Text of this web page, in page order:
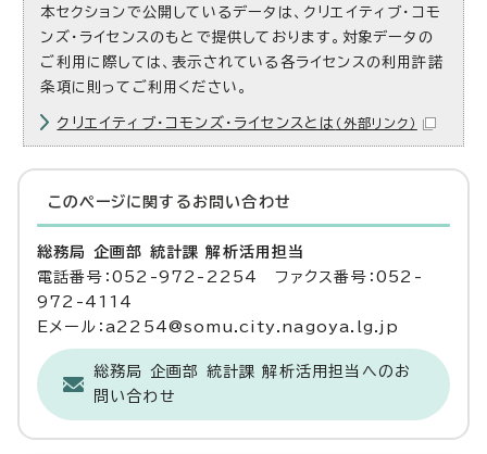
本セクションで公開しているデータは、クリエイティブ・コモ
ンズ・ライセンスのもとで提供しております。対象データの
ご利用に際しては、表示されている各ライセンスの利用許諾
条項に則ってご利用ください。
クリエイティブ・コモンズ・ライセンスとは （外部リンク）
このページに関する お問い合わせ
総務局 企画部 統計課 解析活用担当
電話番号：052-972-2254 ファクス番号：052-
972-4114
Eメール：a2254@somu.city.nagoya.lg.jp
総務局 企画部 統計課 解析活用担当へのお
問い合わせ